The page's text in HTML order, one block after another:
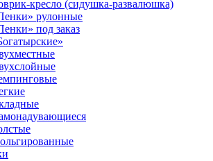
кресло (сидушка-развалюшка)
рулонные
под заказ